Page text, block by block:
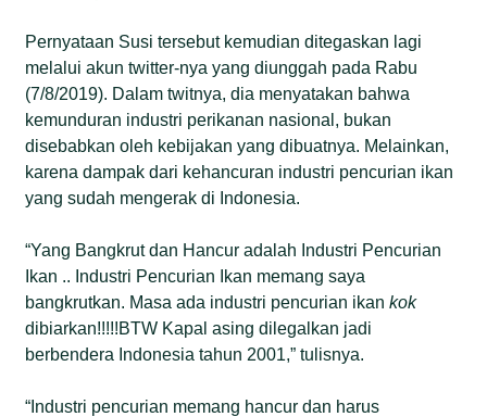
Pernyataan Susi tersebut kemudian ditegaskan lagi
melalui akun twitter-nya yang diunggah pada Rabu
(7/8/2019). Dalam twitnya, dia menyatakan bahwa
kemunduran industri perikanan nasional, bukan
disebabkan oleh kebijakan yang dibuatnya. Melainkan,
karena dampak dari kehancuran industri pencurian ikan
yang sudah mengerak di Indonesia.
“Yang Bangkrut dan Hancur adalah Industri Pencurian
Ikan .. Industri Pencurian Ikan memang saya
bangkrutkan. Masa ada industri pencurian ikankok
dibiarkan!!!!!BTW Kapal asing dilegalkan jadi
berbendera Indonesia tahun 2001,” tulisnya.
“Industri pencurian memang hancur dan harus